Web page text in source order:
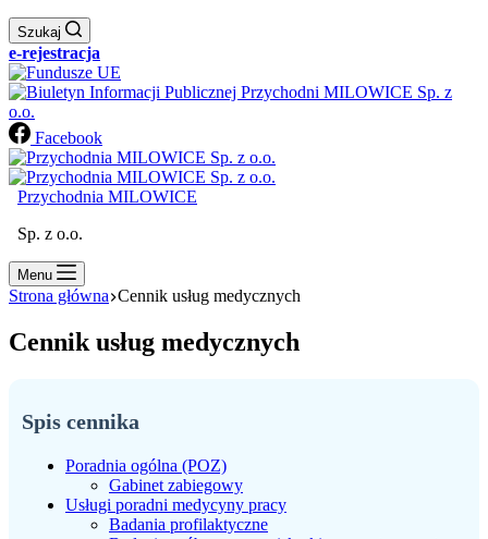
Szukaj
e-rejestracja
Facebook
Przychodnia MILOWICE
Sp. z o.o.
Menu
Strona główna Cennik usług medycznych
Cennik usług medycznych
Spis cennika
Poradnia ogólna (POZ)
Gabinet zabiegowy
Usługi poradni medycyny pracy
Badania profilaktyczne